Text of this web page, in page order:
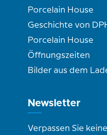
Porcelain House
Geschichte von
Porcelain House
Öffnungszeiten
Bilder aus dem
Newsletter
Verpassen Sie